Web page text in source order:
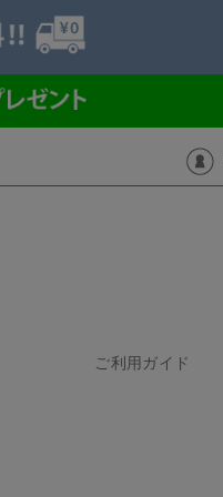
ご利用ガイド